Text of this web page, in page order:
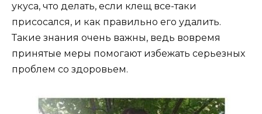
укуса, что делать, если клещ все-таки
присосался, и как правильно его удалить.
Такие знания очень важны, ведь вовремя
принятые меры помогают избежать серьезных
проблем со здоровьем.